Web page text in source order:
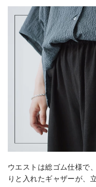
ウエストは総ゴム仕様で
りと入れたギャザーが、